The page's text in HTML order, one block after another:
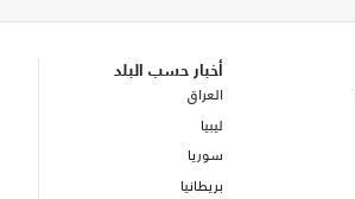
أخبار حسب البلد
العراق
ليبيا
سوريا
بريطانيا